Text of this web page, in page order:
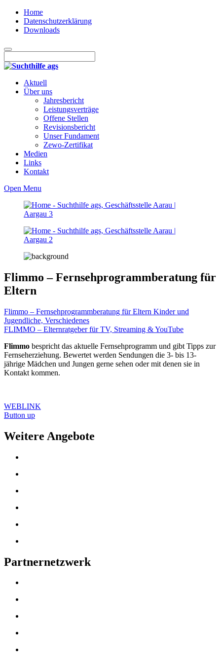
Home
Datenschutzerklärung
Downloads
Aktuell
Über uns
Jahresbericht
Leistungsverträge
Offene Stellen
Revisionsbericht
Unser Fundament
Zewo-Zertifikat
Medien
Links
Kontakt
Open Menu
Flimmo – Fernsehprogrammberatung für
Eltern
Flimmo – Fernsehprogrammberatung für Eltern Kinder und
Jugendliche, Verschiedenes
FLIMMO – Elternratgeber für TV, Streaming & YouTube
Flimmo bespricht das aktuelle Fernsehprogramm und gibt Tipps zur
Fernseherziehung. Bewertet werden Sendungen die 3- bis 13-
jährige Mädchen und Jungen gerne sehen oder mit denen sie in
Kontakt kommen.
WEBLINK
Button up
Weitere Angebote
Partnernetzwerk